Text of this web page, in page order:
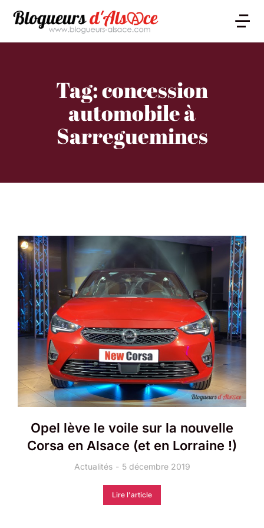
Tag: concession
automobile à
Sarreguemines
Opel lève le voile sur la nouvelle
Corsa en Alsace (et en Lorraine !)
Actualités 5 décembre 2019
Lire l'article